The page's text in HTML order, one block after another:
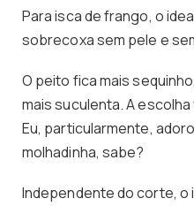
Para isca de frango, o
sobrecoxa sem pele e
O peito fica mais
mais suculenta. A
Eu, particularmente,
molhadinha, sabe?
Independente do corte,